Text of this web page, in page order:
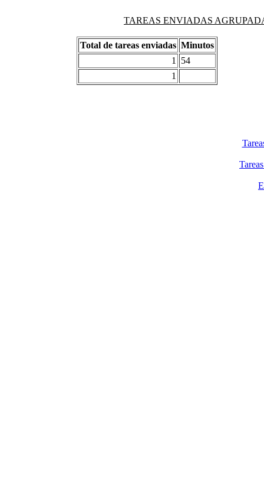
TAREAS ENVIADAS
Total de tareas enviadas Minutos
1
54
1